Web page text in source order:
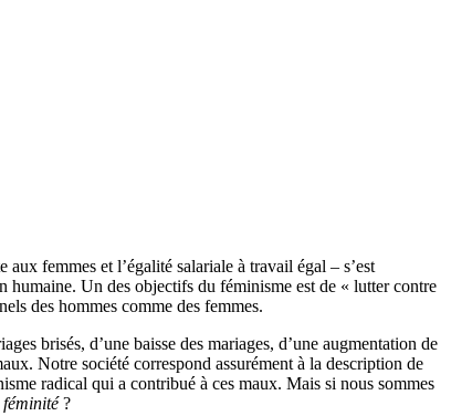
femmes et l’égalité salariale à travail égal – s’est
Un des objectifs du féminisme est de « lutter contre
des hommes comme des femmes.
brisés, d’une baisse des mariages, d’une augmentation de
Notre société correspond assurément à la description de
radical qui a contribué à ces maux. Mais si nous sommes
féminité ?